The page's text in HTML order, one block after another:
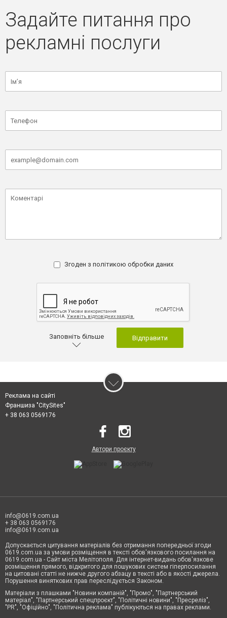
Задайте питання про
рекламні послуги
Згоден з політикою обробки даних
Заповніть більше Відправити
Реклама на сайті
Франшиза "CitySites"
+ 38 063 0569176
Автори проєкту
info@0619.com.ua
+ 38 063 0569176
info@0619.com.ua
Допускається цитування матеріалів без отримання попередньої згоди
0619.com.ua за умови розміщення в тексті обов'язкового посилання на
0619.com.ua - Сайт міста Мелітополя. Для інтернет-видань обов'язкове
розміщення прямого, відкритого для пошукових систем гіперпосилання
на цитовані статті не нижче другого абзацу в тексті або в якості джерела.
Порушення виняткових прав переслідується Законом.
Матеріали з плашками "Новини компаній", "Промо", "Партнерський
матеріал", "Партнерський спецпроєкт", "Політичні новини", "Пресреліз",
"PR", "Офіційно", "Політична реклама" публікуються на правах реклами.